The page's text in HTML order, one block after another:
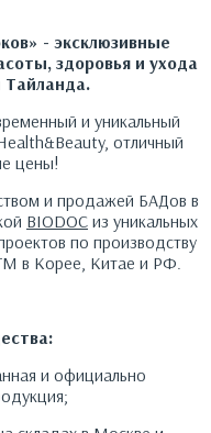
- эксклюзивные
здоровья и ухода
Тайланда.
и уникальный
отличный
цены!
и продажей БАДов в
BIODOC из уникальных
по производству
в Корее, Китае и РФ.
и официально